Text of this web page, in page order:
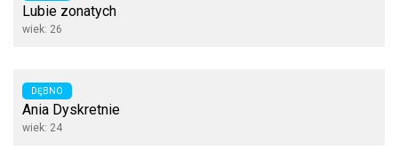
Lubie zonatych
wiek: 26
DĘBNO
Ania Dyskretnie
wiek: 24